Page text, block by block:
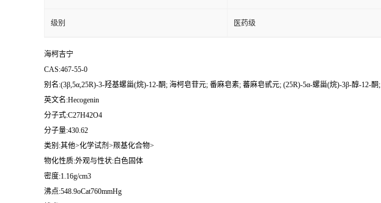
级别 医药级
海柯吉宁
CAS:467-55-0
别名:(3β,5α,25R)-3-羟基螺甾(烷)-12-酮; 海柯皂苷元; 番麻皂素; 蕃麻皂甙元; (25R)-5α-螺甾(烷)-3β-醇-12-酮;
英文名:Hecogenin
分子式:C27H42O4
分子量:430.62
类别:其他>化学试剂>羰基化合物>
物化性质:外观与性状:白色固体
密度:1.16g/cm3
沸点:548.9oCat760mmHg